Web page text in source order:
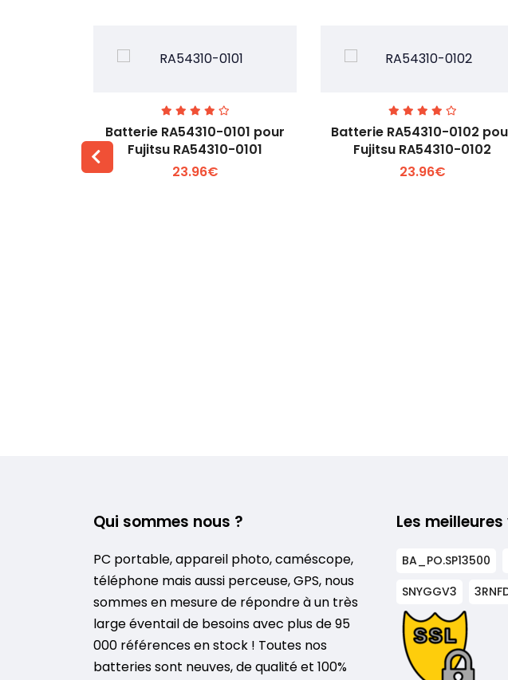
Voir plus +
Batterie RA54310-0101 pour
Fujitsu RA54310-0101
23.96€
Voir plus +
Batterie RA54310-0102
Fujitsu RA54310-0102
23.96€
Qui sommes nous ?
PC portable, appareil photo, caméscope,
téléphone mais aussi perceuse, GPS, nous
sommes en mesure de répondre à un très
large éventail de besoins avec plus de 95
000 références en stock ! Toutes nos
batteries sont neuves, de qualité et 100%
Les
BA_PO.SP13500
SNYGGV3